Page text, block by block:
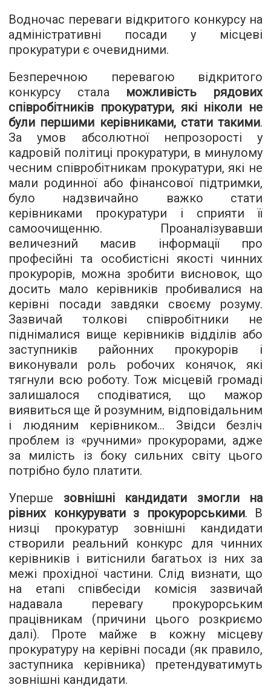
Водночас переваги відкритого конкурсу на
адміністративні посади у місцеві
прокуратури є очевидними.
Безперечною перевагою відкритого
конкурсу стала можливість рядових
співробітників прокуратури, які ніколи не
були першими керівниками, стати такими.
За умов абсолютної непрозорості у
кадровій політиці прокуратури, в минулому
чесним співробітникам прокуратури, які не
мали родинної або фінансової підтримки,
було надзвичайно важко стати
керівниками прокуратури і сприяти її
самоочищенню. Проаналізувавши
величезний масив інформації про
професійні та особистісні якості чинних
прокурорів, можна зробити висновок, що
досить мало керівників пробивалися на
керівні посади завдяки своєму розуму.
Зазвичай толкові співробітники не
піднімалися вище керівників відділів або
заступників районних прокурорів і
виконували роль робочих конячок, які
тягнули всю роботу. Тож місцевій громаді
залишалося сподіватися, що мажор
виявиться ще й розумним, відповідальним
і людяним керівником... Звідси безліч
проблем із «ручними» прокурорами, адже
за милість із боку сильних світу цього
потрібно було платити.
Уперше зовнішні кандидати змогли на
рівних конкурувати з прокурорськими. В
низці прокуратур зовнішні кандидати
створили реальний конкурс для чинних
керівників і витіснили багатьох із них за
межі прохідної частини. Слід визнати, що
на етапі співбесіди комісія зазвичай
надавала перевагу прокурорським
працівникам (причини цього розкриємо
далі). Проте майже в кожну місцеву
прокуратуру на керівні посади (як правило,
заступника керівника) претендуватимуть
зовнішні кандидати.